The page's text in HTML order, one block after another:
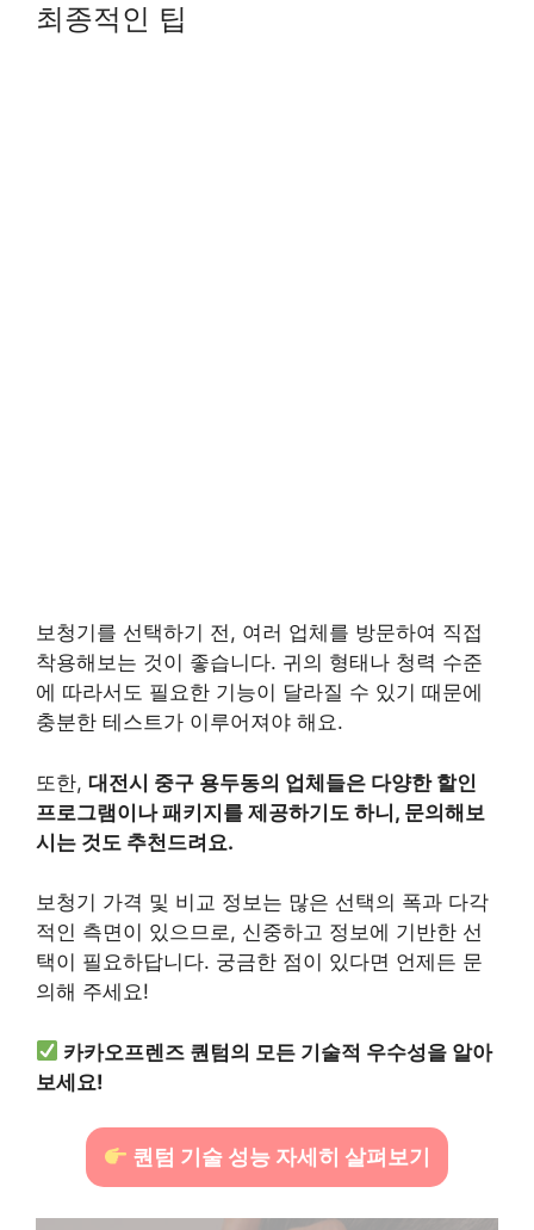
최종적인 팁
보청기를 선택하기 전, 여러 업체를 방문하여 직접
착용해보는 것이 좋습니다. 귀의 형태나 청력 수준
에 따라서도 필요한 기능이 달라질 수 있기 때문에
충분한 테스트가 이루어져야 해요.
또한, 대전시 중구 용두동의 업체들은 다양한 할인
프로그램이나 패키지를 제공하기도 하니, 문의해보
시는 것도 추천드려요.
보청기 가격 및 비교 정보는 많은 선택의 폭과 다각
적인 측면이 있으므로, 신중하고 정보에 기반한 선
택이 필요하답니다. 궁금한 점이 있다면 언제든 문
의해 주세요!
카카오프렌즈 퀀텀의 모든 기술적 우수성을 알아
보세요!
퀀텀 기술 성능 자세히 살펴보기